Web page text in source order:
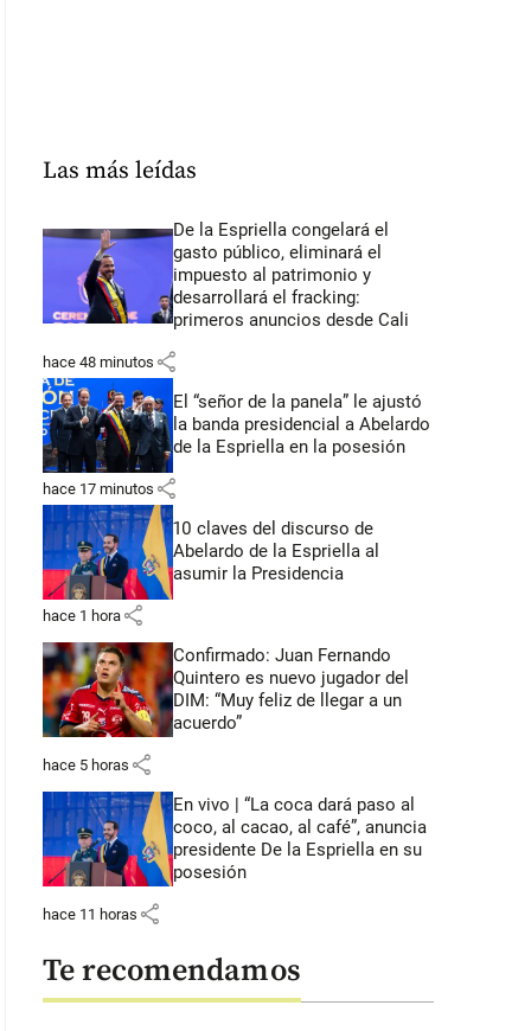
Las más leídas
De la Espriella congelará el
gasto público, eliminará el
impuesto al patrimonio y
desarrollará el fracking:
primeros anuncios desde Cali
hace 48 minutos share
El “señor de la panela” le ajustó
la banda presidencial a Abelardo
de la Espriella en la posesión
hace 17 minutos share
10 claves del discurso de
Abelardo de la Espriella al
asumir la Presidencia
hace 1 hora share
Confirmado: Juan Fernando
Quintero es nuevo jugador del
DIM: “Muy feliz de llegar a un
acuerdo”
hace 5 horas share
En vivo | “La coca dará paso al
coco, al cacao, al café”, anuncia
presidente De la Espriella en su
posesión
hace 11 horas share
Te recomendamos